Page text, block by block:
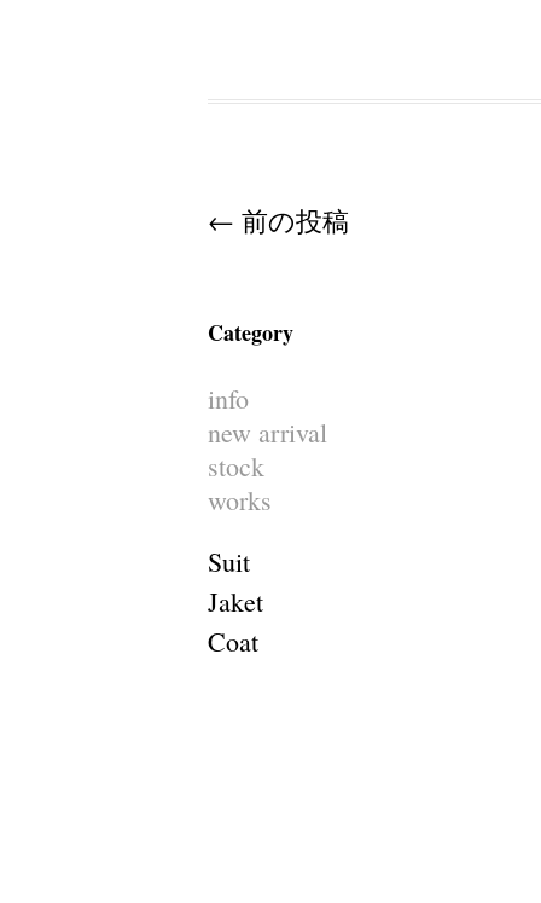
Post navigation
← 前の投稿
Category
info
new arrival
stock
works
Suit
Jaket
Coat